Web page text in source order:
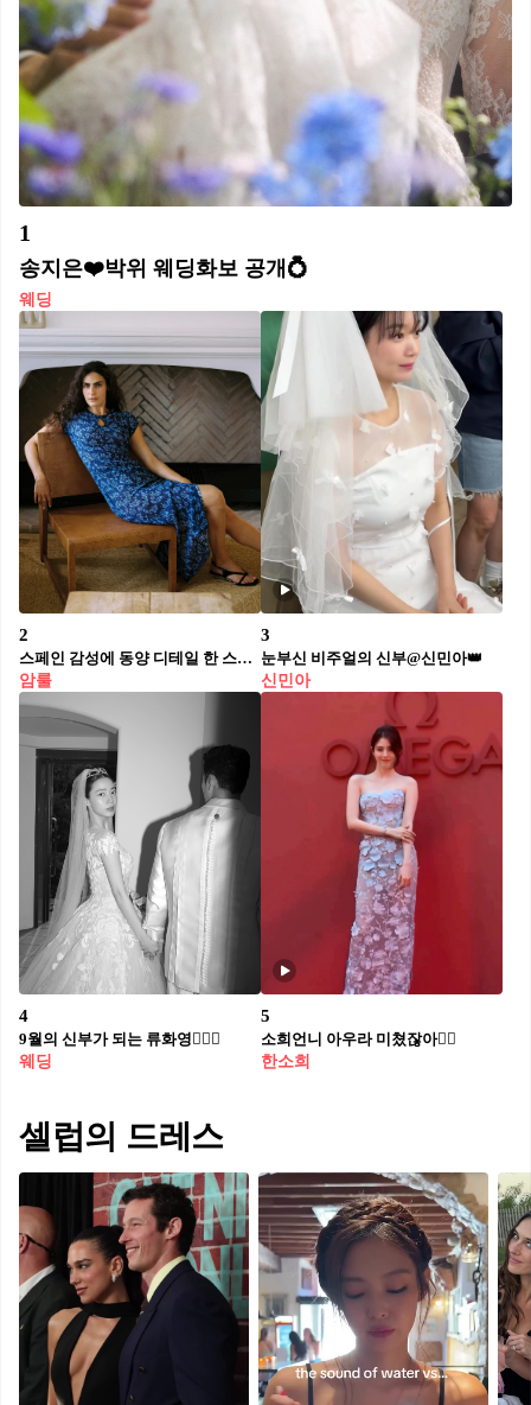
1
송지은❤️박위 웨딩화보 공개💍
웨딩
2
스페인 감성에 동양 디테일 한 스푼🥄
암룰
3
눈부신 비주얼의 신부@신민아👑
신민아
4
9월의 신부가 되는 류화영👰🏻‍♀️
웨딩
5
소희언니 아우라 미쳤잖아❤️‍🔥
한소희
셀럽의 드레스